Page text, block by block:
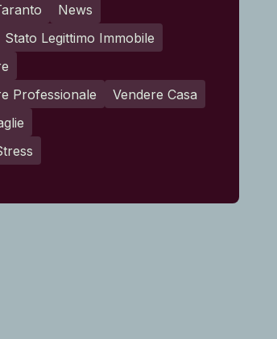
News
Stato Legittimo Immobile
Professionale
Vendere Casa